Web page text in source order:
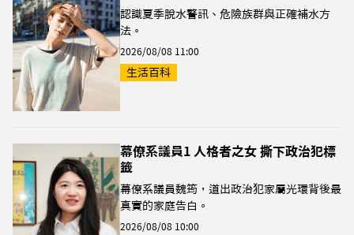
認識夏季脫水警訊、危險族群與正確補水方
法。
2026/08/08 11:00
生活百科
幕僚系議員1 人格者之女 撕下政治犯標
籤
幕僚系議員魏筠，道出政治犯家屬光環背後最
真實的家庭告白。
2026/08/08 10:00